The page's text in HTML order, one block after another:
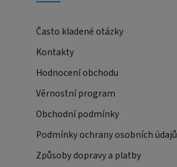
Často kladené otázky
Kontakty
Hodnocení obchodu
Věrnostní program
Obchodní podmínky
Podmínky ochrany osobních údajů
Způsoby dopravy a platby